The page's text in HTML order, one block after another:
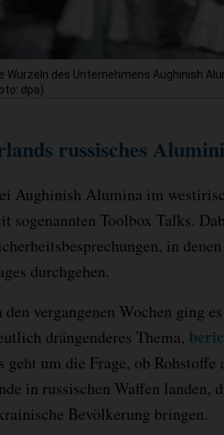
Wurzeln des Unternehmens Aughinish
dpa)
russisches
Aughinish Alumina im
sogenannten Toolbox Talks.
in
durchgehen.
den vergangenen Wochen ging
drängenderes Thema,
geht um die Frage, ob
in russischen Waffen landen,
Bevölkerung bringen.